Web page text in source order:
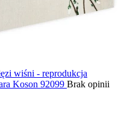
wiśni - reprodukcja
Koson 92099 Brak opinii